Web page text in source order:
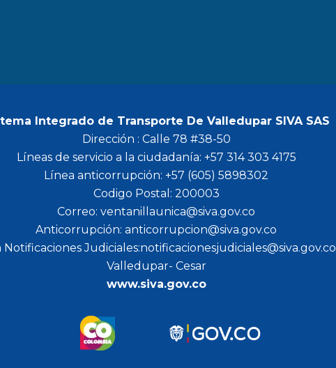
Integrado de Transporte De Valledupar SIVA SAS
Dirección : Calle 78 #38-50
Líneas de servicio a la ciudadanía: +57 314 303 4175
Línea anticorrupción: +57 (605) 5898302
Codigo Postal: 200003
Correo: ventanillaunica@siva.gov.co
Anticorrupción: anticorrupcion@siva.gov.co
Notificaciones Judiciales:notificacionesjudiciales@siva.gov.co
Valledupar- Cesar
www.siva.gov.co